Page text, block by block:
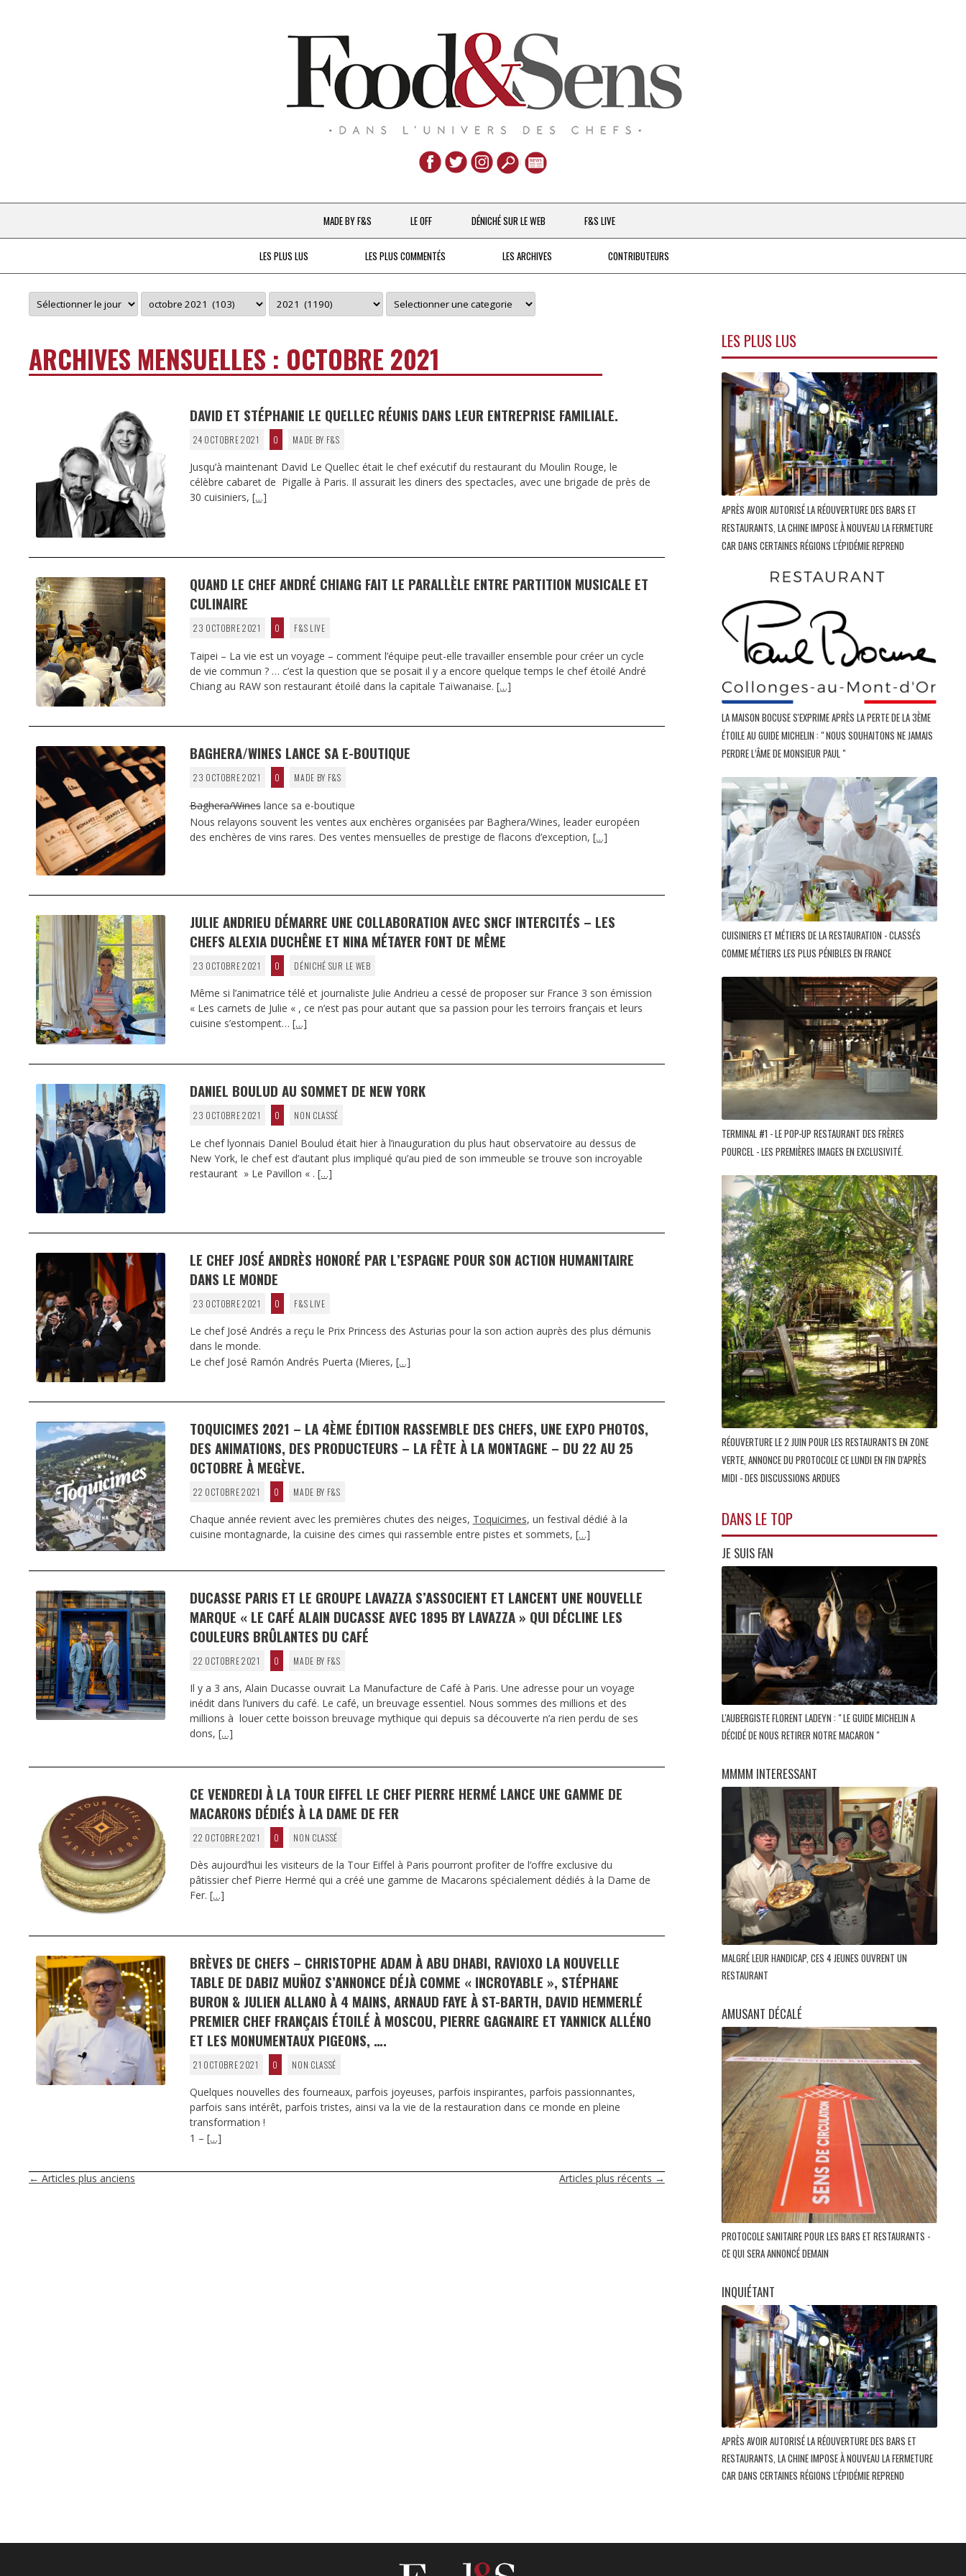
Aller
au
contenu
MADE BY F&S
CHEFS & ACTUALITÉS
À LA PETITE CUILLÈRE
V…DE VOYAGE
LE OFF DÉNICHÉ SUR LE WEB F&S LIVE
LES PLUS LUS LES PLUS COMMENTÉS LES ARCHIVES CONTRIBUTEURS
ARCHIVES MENSUELLES : OCTOBRE 2021
DAVID ET STÉPHANIE LE QUELLEC RÉUNIS DANS LEUR ENTREPRISE FAMILIALE.
24 OCTOBRE 2021 0 MADE BY F&S
Jusqu’à maintenant David Le Quellec était le chef exécutif du restaurant du Moulin Rouge, le
célèbre cabaret de Pigalle à Paris. Il assurait les diners des spectacles, avec une brigade de près de
30 cuisiniers, […]
QUAND LE CHEF ANDRÉ CHIANG FAIT LE PARALLÈLE ENTRE PARTITION MUSICALE ET
CULINAIRE
23 OCTOBRE 2021 0 F&S LIVE
Taipei – La vie est un voyage – comment l’équipe peut-elle travailler ensemble pour créer un cycle
de vie commun ? … c’est la question que se posait il y a encore quelque temps le chef étoilé André
Chiang au RAW son restaurant étoilé dans la capitale Taïwanaise. […]
BAGHERA/WINES LANCE SA E-BOUTIQUE
23 OCTOBRE 2021 0 MADE BY F&S
Baghera/Wineslance sa e-boutique
Nous relayons souvent les ventes aux enchères organisées par Baghera/Wines, leader européen
des enchères de vins rares. Des ventes mensuelles de prestige de flacons d’exception, […]
JULIE ANDRIEU DÉMARRE UNE COLLABORATION AVEC SNCF INTERCITÉS – LES
CHEFS ALEXIA DUCHÊNE ET NINA MÉTAYER FONT DE MÊME
23 OCTOBRE 2021 0 DÉNICHÉ SUR LE WEB
Même si l’animatrice télé et journaliste Julie Andrieu a cessé de proposer sur France 3 son émission
« Les carnets de Julie « , ce n’est pas pour autant que sa passion pour les terroirs français et leurs
cuisine s’estompent… […]
DANIEL BOULUD AU SOMMET DE NEW YORK
23 OCTOBRE 2021 0 NON CLASSÉ
Le chef lyonnais Daniel Boulud était hier à l’inauguration du plus haut observatoire au dessus de
New York, le chef est d’autant plus impliqué qu’au pied de son immeuble se trouve son incroyable
restaurant » Le Pavillon « . […]
LE CHEF JOSÉ ANDRÈS HONORÉ PAR L’ESPAGNE POUR SON ACTION HUMANITAIRE
DANS LE MONDE
23 OCTOBRE 2021 0 F&S LIVE
Le chef José Andrés a reçu le Prix Princess des Asturias pour la son action auprès des plus démunis
dans le monde.
Le chef José Ramón Andrés Puerta (Mieres, […]
TOQUICIMES 2021 – LA 4ÈME ÉDITION RASSEMBLE DES CHEFS, UNE EXPO PHOTOS,
DES ANIMATIONS, DES PRODUCTEURS – LA FÊTE À LA MONTAGNE – DU 22 AU 25
OCTOBRE À MEGÈVE.
22 OCTOBRE 2021 0 MADE BY F&S
Chaque année revient avec les premières chutes des neiges, Toquicimes, un festival dédié à la
cuisine montagnarde, la cuisine des cimes qui rassemble entre pistes et sommets, […]
DUCASSE PARIS ET LE GROUPE LAVAZZA S’ASSOCIENT ET LANCENT UNE NOUVELLE
MARQUE « LE CAFÉ ALAIN DUCASSE AVEC 1895 BY LAVAZZA » QUI DÉCLINE LES
COULEURS BRÛLANTES DU CAFÉ
22 OCTOBRE 2021 0 MADE BY F&S
Il y a 3 ans, Alain Ducasse ouvrait La Manufacture de Café à Paris. Une adresse pour un voyage
inédit dans l’univers du café. Le café, un breuvage essentiel. Nous sommes des millions et des
millions à louer cette boisson breuvage mythique qui depuis sa découverte n’a rien perdu de ses
dons, […]
CE VENDREDI À LA TOUR EIFFEL LE CHEF PIERRE HERMÉ LANCE UNE GAMME DE
MACARONS DÉDIÉS À LA DAME DE FER
22 OCTOBRE 2021 0 NON CLASSÉ
Dès aujourd’hui les visiteurs de la Tour Eiffel à Paris pourront profiter de l’offre exclusive du
pâtissier chef Pierre Hermé qui a créé une gamme de Macarons spécialement dédiés à la Dame de
Fer. […]
BRÈVES DE CHEFS – CHRISTOPHE ADAM À ABU DHABI, RAVIOXO LA NOUVELLE
TABLE DE DABIZ MUÑOZ S’ANNONCE DÉJÀ COMME « INCROYABLE », STÉPHANE
BURON & JULIEN ALLANO À 4 MAINS, ARNAUD FAYE À ST-BARTH, DAVID HEMMERLÉ
PREMIER CHEF FRANÇAIS ÉTOILÉ À MOSCOU, PIERRE GAGNAIRE ET YANNICK ALLÉNO
ET LES MONUMENTAUX PIGEONS, ….
21 OCTOBRE 2021 0 NON CLASSÉ
Quelques nouvelles des fourneaux, parfois joyeuses, parfois inspirantes, parfois passionnantes,
parfois sans intérêt, parfois tristes, ainsi va la vie de la restauration dans ce monde en pleine
transformation !
1 – […]
NAVIGATION
DES
← Articles plus anciens Articles plus récents →
LES PLUS LUS
APRÈS AVOIR AUTORISÉ LA RÉOUVERTURE DES BARS ET
RESTAURANTS, LA CHINE IMPOSE À NOUVEAU LA FERMETURE
CAR DANS CERTAINES RÉGIONS L'ÉPIDÉMIE REPREND
LA MAISON BOCUSE S'EXPRIME APRÈS LA PERTE DE LA 3ÈME
ÉTOILE AU GUIDE MICHELIN : " NOUS SOUHAITONS NE JAMAIS
PERDRE L’ÂME DE MONSIEUR PAUL "
CUISINIERS ET MÉTIERS DE LA RESTAURATION - CLASSÉS
COMME MÉTIERS LES PLUS PÉNIBLES EN FRANCE
TERMINAL #1 - LE POP-UP RESTAURANT DES FRÈRES
POURCEL - LES PREMIÈRES IMAGES EN EXCLUSIVITÉ.
RÉOUVERTURE LE 2 JUIN POUR LES RESTAURANTS EN ZONE
VERTE, ANNONCE DU PROTOCOLE CE LUNDI EN FIN D'APRÈS
MIDI - DES DISCUSSIONS ARDUES
DANS LE TOP
JE SUIS FAN
L'AUBERGISTE FLORENT LADEYN : " LE GUIDE MICHELIN A
DÉCIDÉ DE NOUS RETIRER NOTRE MACARON "
MMMM INTERESSANT
MALGRÉ LEUR HANDICAP, CES 4 JEUNES OUVRENT UN
RESTAURANT
AMUSANT DÉCALÉ
PROTOCOLE SANITAIRE POUR LES BARS ET RESTAURANTS -
CE QUI SERA ANNONCÉ DEMAIN
INQUIÉTANT
APRÈS AVOIR AUTORISÉ LA RÉOUVERTURE DES BARS ET
RESTAURANTS, LA CHINE IMPOSE À NOUVEAU LA FERMETURE
CAR DANS CERTAINES RÉGIONS L'ÉPIDÉMIE REPREND